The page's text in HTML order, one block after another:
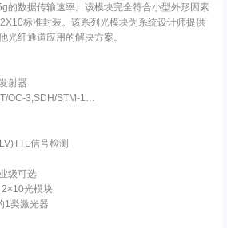
的数据传输速率。该模块完全符合小型外形因素
标准封装。该系列光模块为系统设计师提供
光纤通道应用的解决方案。
射器
OC-3,SDH/STM-1…
信号检测
级可选
2×10光模块
1类激光器